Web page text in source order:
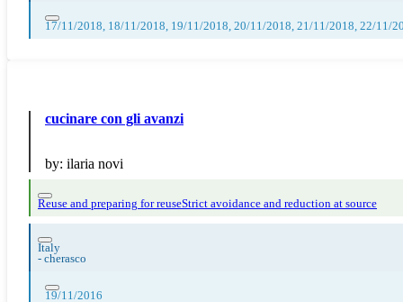
17/11/2018, 18/11/2018, 19/11/2018, 20/11/2018, 21/11/2018, 22/11/
cucinare con gli avanzi
by: ilaria novi
Reuse and preparing for reuseStrict avoidance and reduction at source
Italy
- cherasco
19/11/2016